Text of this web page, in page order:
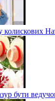
колискових
бути